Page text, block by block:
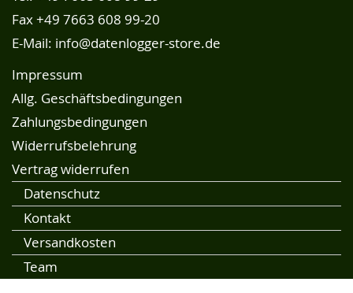
Fax +49 7663 608 99-20
E-Mail: info@datenlogger-store.de
Impressum
Allg. Geschäftsbedingungen
Zahlungsbedingungen
Widerrufsbelehrung
Vertrag widerrufen
Datenschutz
Kontakt
Versandkosten
Team